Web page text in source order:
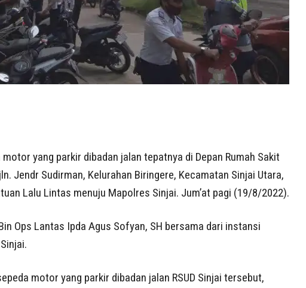
motor yang parkir dibadan jalan tepatnya di Depan Rumah Sakit
Jendr Sudirman, Kelurahan Biringere, Kecamatan Sinjai Utara,
Lalu Lintas menuju Mapolres Sinjai. Jum’at pagi (19/8/2022).
Ops Lantas Ipda Agus Sofyan, SH bersama dari instansi
motor yang parkir dibadan jalan RSUD Sinjai tersebut,